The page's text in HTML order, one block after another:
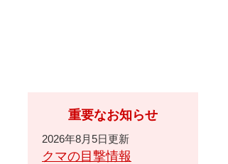
重要なお知らせ
2026年8月5日更新
クマの目撃情報